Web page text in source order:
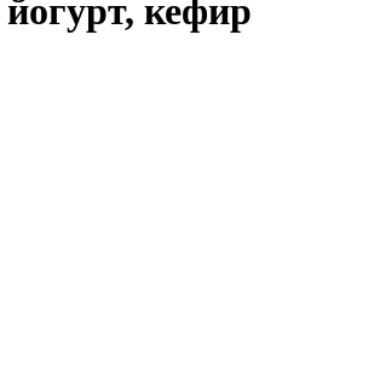
кефир